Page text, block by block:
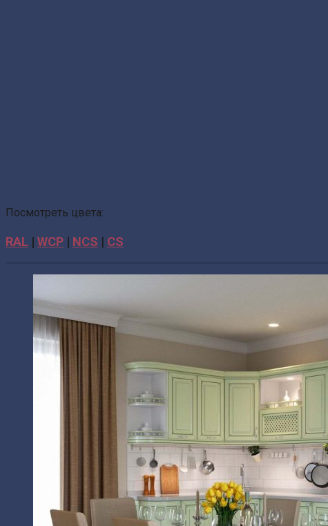
Посмотреть цвета:
RAL | WCP | NCS | CS